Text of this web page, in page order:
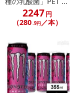
2247円
（280.9円／本）